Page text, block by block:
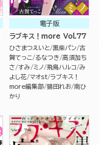
電子版
ラブキス！more Vol.77
ひさまつえいと 黒柴パン 古
賀てっこ
るなつき 高須加ち
さ すみ ミノ 飛鳥ハルコ み
よし花 マオst ラブキス！
more編集部 猫田れお 南ひ
かり